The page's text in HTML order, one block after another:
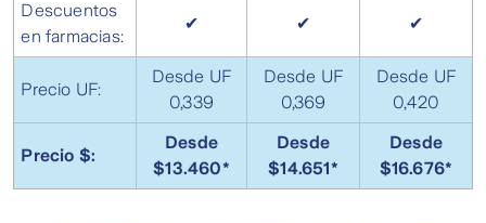
Descuentos
en farmacias:
✔ ✔ ✔
Precio UF:
Desde UF
0,339
Desde UF
0,369
Desde UF
0,420
Precio $:
Desde
$13.460*
Desde
$14.651*
Desde
$16.676*